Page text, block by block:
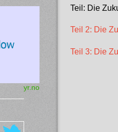
Teil: Die
Teil 2: Die
Teil 3: Die
yr.no